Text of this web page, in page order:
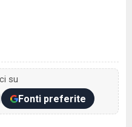
su
Fonti preferite